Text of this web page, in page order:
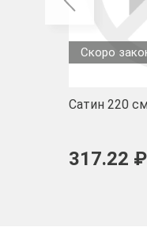
Скоро
Сатин 220
317.22 ₽